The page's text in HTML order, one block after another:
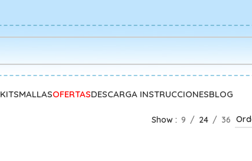
KITSMALLASOFERTASDESCARGA INSTRUCCIONESBLOG
Show 9 24 36